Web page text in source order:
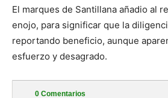
El marques de Santillana añadio al
enojo, para significar que la
reportando beneficio, aunque
esfuerzo y desagrado.
0 Comentarios